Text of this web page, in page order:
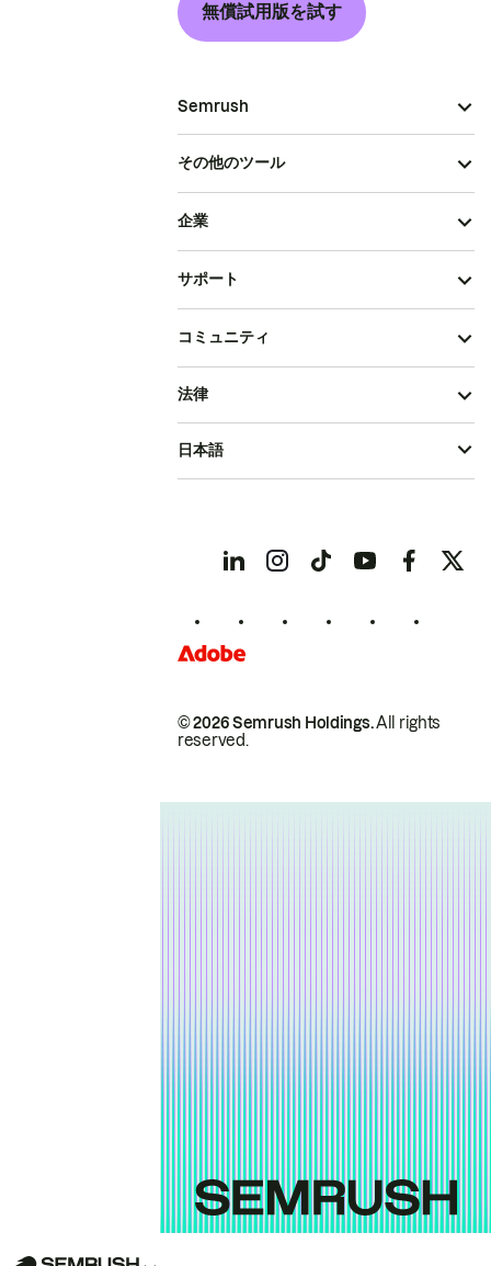
無償試用版を試す
Semrush
その他のツール
企業
サポート
コミュニティ
© 2026 Semrush Holdings.All rights
reserved.
法律
日本語